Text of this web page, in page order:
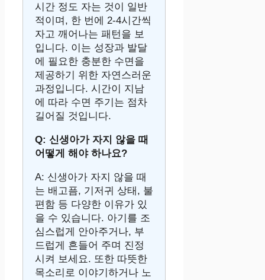
시간 정도 자는 것이 일반
적이며, 한 번에 2-4시간씩
자고 깨어나는 패턴을 보
입니다. 이는 성장과 발달
에 필요한 충분한 수면을
제공하기 위한 자연스러운
과정입니다. 시간이 지남
에 따라 수면 주기는 점차
길어질 것입니다.
Q: 신생아가 자지 않을 때
어떻게 해야 하나요?
A: 신생아가 자지 않을 때
는 배고픔, 기저귀 상태, 불
편함 등 다양한 이유가 있
을 수 있습니다. 아기를 조
심스럽게 안아주거나, 부
드럽게 흔들어 주며 진정
시켜 보세요. 또한 따뜻한
목소리로 이야기하거나 노